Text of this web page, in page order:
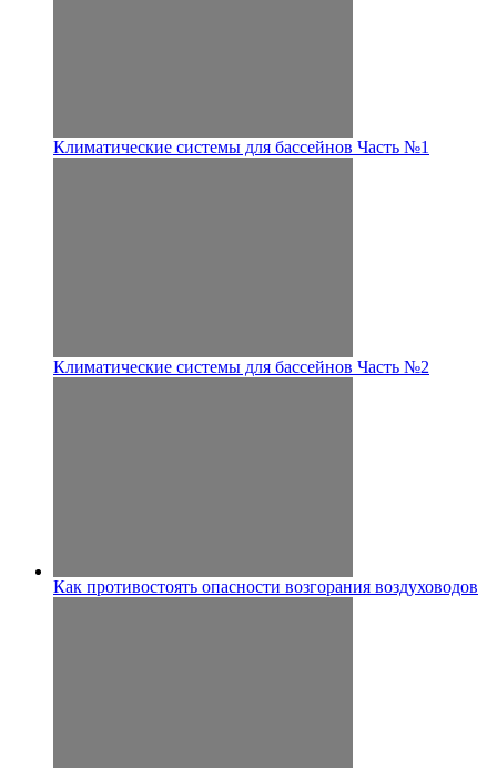
Климатические системы для бассейнов Часть №1
Климатические системы для бассейнов Часть №2
Как противостоять опасности возгорания воздуховодов